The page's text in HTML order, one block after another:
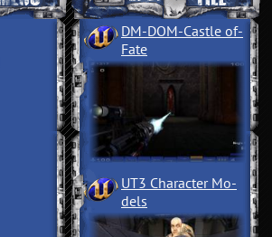
DM-DOM-Castle of­
Fate
UT3 Character Mo­
dels